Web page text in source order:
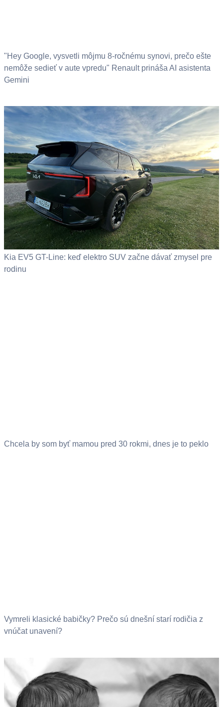
"Hey Google, vysvetli môjmu 8-ročnému synovi, prečo ešte
nemôže sedieť v aute vpredu" Renault prináša AI asistenta
Gemini
Kia EV5 GT-Line: keď elektro SUV začne dávať zmysel pre
rodinu
Chcela by som byť mamou pred 30 rokmi, dnes je to peklo
Vymreli klasické babičky? Prečo sú dnešní starí rodičia z
vnúčat unavení?